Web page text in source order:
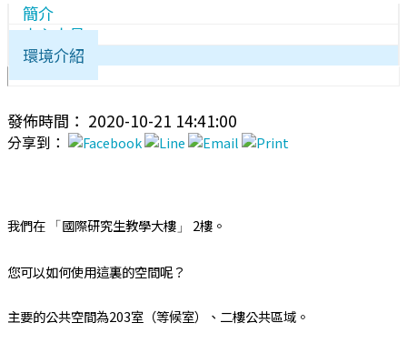
簡介
中心人員
環境介紹
發佈時間： 2020-10-21 14:41:00
分享到：
我們在 「 國際研究生教學大樓 」 2樓。
您可以如何使用這裏的空間呢？
主要的公共空間為203室（等候室）、二樓公共區域。